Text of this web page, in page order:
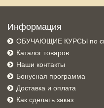
Информация
ОБУЧАЮЩИЕ КУРСЫ по
Каталог товаров
Наши контакты
Бонусная программа
Доставка и оплата
Как сделать заказ